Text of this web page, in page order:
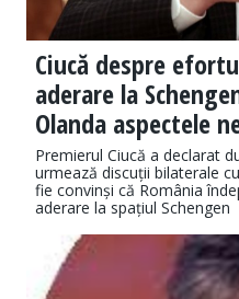
Ciucă despre
aderare la
Olanda aspectele
Premierul Ciucă a declarat
urmează discuții bilaterale
fie convinși că România
aderare la spațiul Schengen